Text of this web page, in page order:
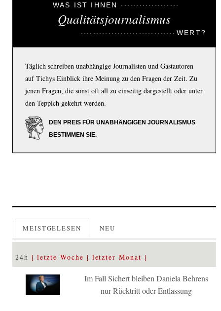
WAS IST IHNEN
Qualitätsjournalismus
WERT?
Täglich schreiben unabhängige Journalisten und Gastautoren
auf Tichys Einblick ihre Meinung zu den Fragen der Zeit. Zu
jenen Fragen, die sonst oft all zu einseitig dargestellt oder unter
den Teppich gekehrt werden.
DEN PREIS FÜR UNABHÄNGIGEN JOURNALISMUS
BESTIMMEN SIE.
MEISTGELESEN NEU
24h letzte Woche letzter Monat
Im Fall Sichert bleiben Daniela Behrens
nur Rücktritt oder Entlassung